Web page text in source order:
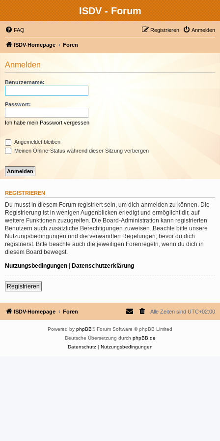
ISDV - Forum
FAQ Anmelden
Registrieren
ISDV-Homepage Foren
Anmelden
Benutzername:
Passwort:
Ich habe mein Passwort vergessen
Angemeldet bleiben
Meinen Online-Status während dieser Sitzung verbergen
REGISTRIEREN
Du musst in diesem Forum registriert sein, um dich anmelden zu können. Die
Registrierung ist in wenigen Augenblicken erledigt und ermöglicht dir, auf
weitere Funktionen zuzugreifen. Die Board-Administration kann registrierten
Benutzern auch zusätzliche Berechtigungen zuweisen. Beachte bitte unsere
Nutzungsbedingungen und die verwandten Regelungen, bevor du dich
registrierst. Bitte beachte auch die jeweiligen Forenregeln, wenn du dich in
diesem Board bewegst.
Nutzungsbedingungen | Datenschutzerklärung
Registrieren
ISDV-Homepage Foren Alle Zeiten sind UTC+02:00
Powered by phpBB® Forum Software © phpBB Limited
Deutsche Übersetzung durch phpBB.de
Datenschutz| Nutzungsbedingungen